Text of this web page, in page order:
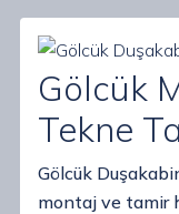
Gölcük
Tekne
Gölcük
montaj ve tamir